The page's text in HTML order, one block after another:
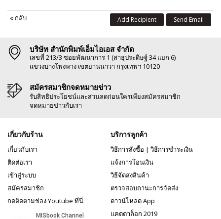
« กลับ Send Email
Add Recipient
บริษัท สำนักพิมพ์เอ็มไอเอส จำกัด
เลขที่ 213/3 ซอยพัฒนาการ 1 (สาธุประดิษฐ์ 34 แยก 6)
แขวงบางโพงพาง เขตยานนาวา กรุงเทพฯ 10120
สมัครสมาชิกจดหมายข่าว
รับสิทธิประโยชน์และส่วนลดก่อนใครเพียงสมัครสมาชิก
จดหมายข่าวกับเรา
เกี่ยวกับร้าน
เกี่ยวกับเรา
ติดต่อเรา
เข้าสู่ระบบ
สมัครสมาชิก
กดติดตามช่อง Youtube ที่นี่
บริการลูกค้า
วิธีการสั่งซื้อ | วิธีการชำระเงิน
แจ้งการโอนเงิน
วิธีจัดส่งสินค้า
ตรวจสอบถานะการจัดส่ง
ดาวน์โหลด App
แคตตาล็อก 2019